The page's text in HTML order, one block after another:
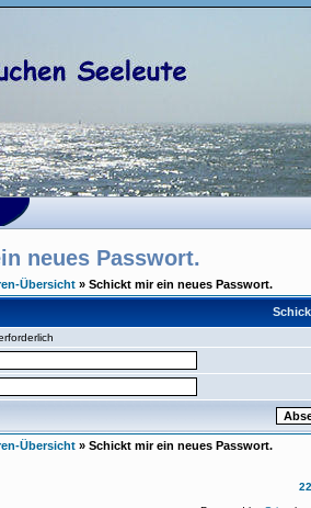
neues Passwort.
Übersicht » Schickt mir ein neues Passwort.
Übersicht » Schickt mir ein neues Passwort.